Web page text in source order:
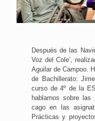
Después de las
Voz del Cole’,
Aguilar de Campoo.
de Bachillerato:
curso de 4º de la
hablarnos sobre
cago en las
Prácticas y